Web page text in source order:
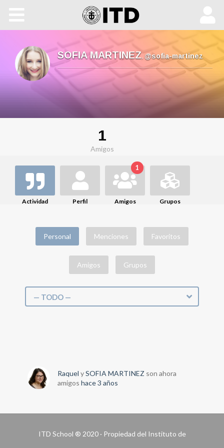
EXPERTO CHATGPT
CURSO GPTMAX ®
Máster Presencial
ChatGPT Sessions
Mis Apuntes
Cuestionarios
Clases en Directo
SOFIA MARTINEZ, @sofia-martinez
1
Amigos
Actividad Perfil Amigos
1
Grupos
Personal Menciones Favoritos
Amigos Grupos
— TODO —
Raquel ySOFIA MARTINEZ son ahora
amigos hace 3 años
ITD School ® 2020 · Propiedad del Instituto de